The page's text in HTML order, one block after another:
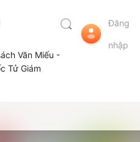
Văn Miếu -
Tử Giám
Đăng
nhập